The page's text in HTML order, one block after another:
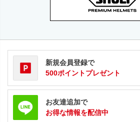
新規会員登録で
500ポイントプレゼント
お友達追加で
お得な情報を配信中